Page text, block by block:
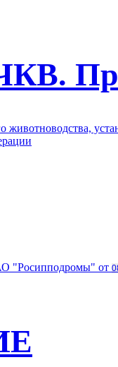
животноводства,
"Росипподромы" от